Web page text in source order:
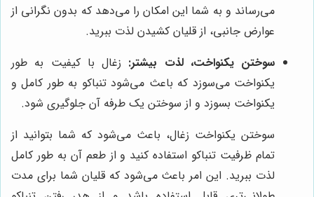
می‌رساند و به شما این امکان را می‌دهد که بدون نگرانی از
عوارض جانبی، از قلیان کشیدن لذت ببرید.
سوختن یکنواخت، لذت بیشتر: زغال با کیفیت به طور
یکنواخت می‌سوزد که باعث می‌شود تنباکو به طور کامل و
یکنواخت بسوزد و از سوختن یک طرفه آن جلوگیری شود.
سوختن یکنواخت زغال، باعث می‌شود که شما بتوانید از
تمام ظرفیت تنباکو استفاده کنید و از طعم آن به طور کامل
لذت ببرید. این امر باعث می‌شود که قلیان شما برای مدت